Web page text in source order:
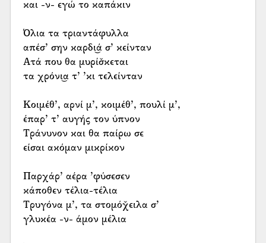
και -ν- εγώ το καπάκιν
Όλια τα τριαντάφυλλα
απέσ’ σην καρδι͜ά σ’ κείνταν
Ατά που θα μυρίσ̌κεται
τα χρόνι͜α τ’ ’κι τελείνταν
Κοιμέθ’, αρνί μ’, κοιμέθ’, πουλί μ’,
έπαρ’ τ’ αυγής τον ύπνον
Τράνυνον και θα παίρω σε
είσαι ακόμαν μικρίκον
Παρχάρ’ αέρα ’φύσεσεν
κάποθεν τέλια-τέλια
Τρυγόνα μ’, τα στομόχ̌ειλα σ’
γλυκέα -ν- άμον μέλια